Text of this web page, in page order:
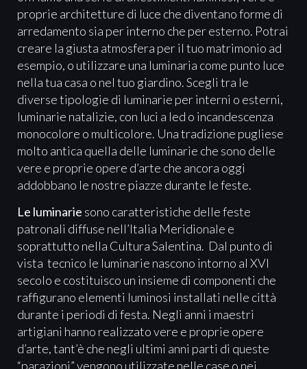
proprie architetture di luce che diventano forme di
arredamento sia per interno che per esterno. Potrai
creare la giusta atmosfera per il tuo matrimonio ad
esempio, o utilizzare una luminaria come punto luce
nella tua casa o nel tuo giardino. Scegli tra le
diverse tipologie di luminarie per interni o esterni,
luminarie natalizie, con luci a led o incandescenza
monocolore o multicolore. Una tradizione pugliese
molto antica quella delle luminarie che sono delle
vere e proprie opere d’arte che ancora oggi
addobbano le nostre piazze durante le feste.
Le luminarie sono caratteristiche delle feste
patronali diffuse nell’Italia Meridionale e
soprattutto nella Cultura Salentina. Dal punto di
vista tecnico le luminarie nascono intorno al XVI
secolo e costituisco un insieme di componenti che
raffigurano elementi luminosi installati nelle città
durante i periodi di festa. Negli anni i maestri
artigiani hanno realizzato vere e proprie opere
d’arte, tant’è che negli ultimi anni parti di queste
“parazioni” vengono utilizzate nelle case o nei